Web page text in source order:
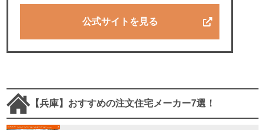
公式サイトを見る
【兵庫】おすすめの注文住宅メーカー7選！